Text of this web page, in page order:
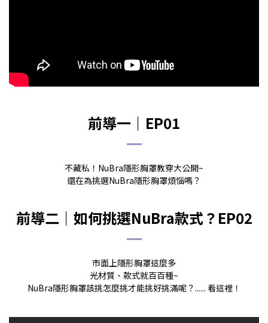
前導一｜EP01
不藏私！NuBra隱形胸罩教穿大公開~
還在為挑選NuBra隱形胸罩煩惱嗎？
前導二｜如何挑選NuBra款式？EP02
市面上隱形胸罩這麼多
光材質、款式就百百種~
NuBra隱形胸罩該挑怎麼挑才能挑好挑滿呢？...... 看這裡！